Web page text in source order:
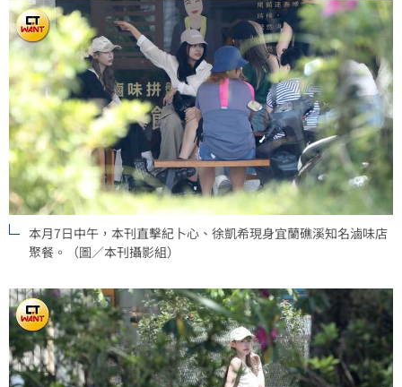
本月7日中午，本刊直擊紀卜心、徐凱希現身宜蘭礁溪知名滷味店
聚餐。（圖／本刊攝影組）